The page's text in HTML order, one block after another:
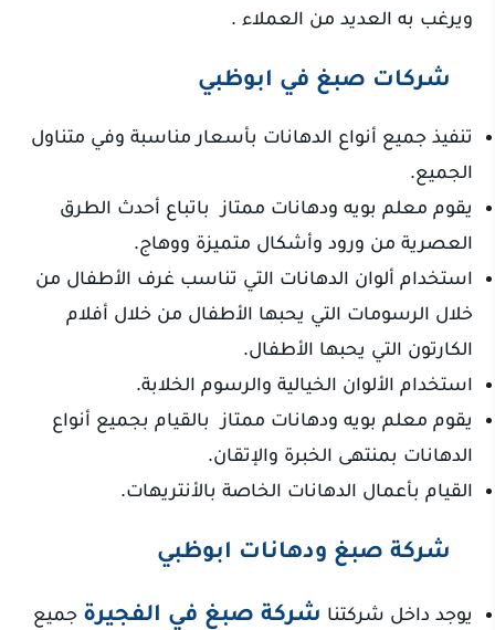
ويرغب به العديد من العملاء .
شركات صبغ في ابوظبي
تنفيذ جميع أنواع الدهانات بأسعار مناسبة وفي متناول
الجميع.
يقوم معلم بويه ودهانات ممتاز باتباع أحدث الطرق
العصرية من ورود وأشكال متميزة ووهاج.
استخدام ألوان الدهانات التي تناسب غرف الأطفال من
خلال الرسومات التي يحبها الأطفال من خلال أفلام
الكارتون التي يحبها الأطفال.
استخدام الألوان الخيالية والرسوم الخلابة.
يقوم معلم بويه ودهانات ممتاز بالقيام بجميع أنواع
الدهانات بمنتهى الخبرة والإتقان.
القيام بأعمال الدهانات الخاصة بالأنتريهات.
شركة صبغ ودهانات ابوظبي
يوجد داخل شركتنا شركة صبغ في الفجيرة جميع